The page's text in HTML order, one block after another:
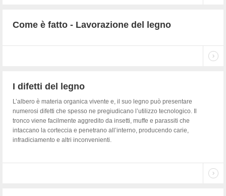
Come è fatto - Lavorazione del legno
I difetti del legno
L’albero è materia organica vivente e, il suo legno può presentare
numerosi difetti che spesso ne pregiudicano l’utilizzo tecnologico. Il
tronco viene facilmente aggredito da insetti, muffe e parassiti che
intaccano la corteccia e penetrano all’interno, producendo carie,
infradiciamento e altri inconvenienti.